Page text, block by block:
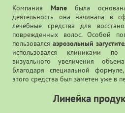
Компания Mane была
деятельность она начинала в
лечебные средства для
поврежденных волос. Особой
пользовалсяаэрозольный
использовался клиниками
визуального увеличения
Благодаря специальной
этого средства был заметен уже в
Линейка